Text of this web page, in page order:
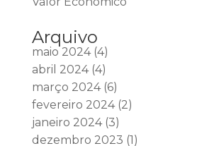
Arquivo
maio 2024(4)
abril 2024(4)
março 2024(6)
fevereiro 2024(2)
janeiro 2024(3)
dezembro 2023 (1)